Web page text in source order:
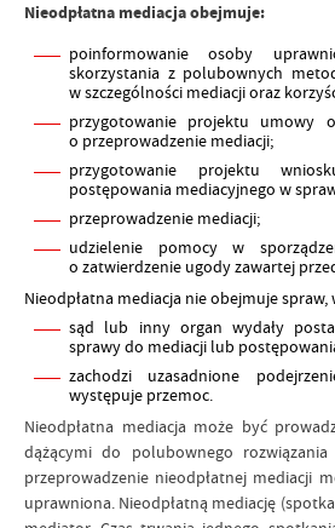
Nieodpłatna mediacja obejmuje:
poinformowanie osoby
skorzystania z polubownych
w szczególności mediacji oraz
przygotowanie projektu umowy
o przeprowadzenie mediacji;
przygotowanie projektu
postępowania mediacyjnego w
przeprowadzenie mediacji;
udzielenie pomocy w
o zatwierdzenie ugody zawartej
Nieodpłatna mediacja nie obejmuje
sąd lub inny organ wydały
sprawy do mediacji lub
zachodzi uzasadnione
występuje przemoc.
Nieodpłatna mediacja może być
dążącymi do polubownego
przeprowadzenie nieodpłatnej mediacji
uprawniona. Nieodpłatną mediację